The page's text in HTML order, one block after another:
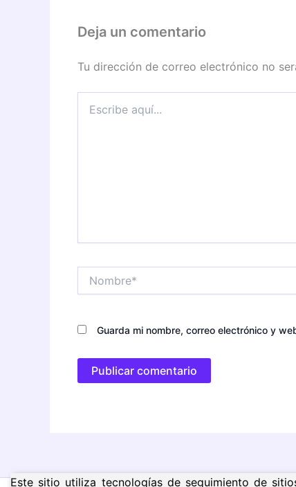
Deja un comentario
Tu dirección de correo electrónico no
aquí...
Guarda mi nombre, correo electrónico y
Este sitio utiliza tecnologías de seguimiento de